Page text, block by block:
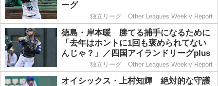
ーグ
独立リーグ Other Leagues Weekly Report
徳島・岸本暖 勝てる捕手になるために
「去年はホントに1回も褒められてない
んじゃ？」／四国アイランドリーグplus
独立リーグ Other Leagues Weekly Report
オイシックス・上村知輝 絶対的な守護